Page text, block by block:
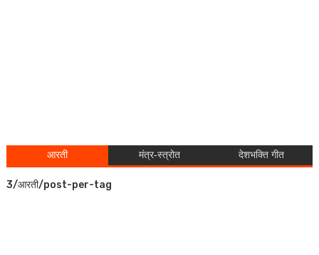
आरती मंत्र-स्त्रोत देशभक्ति गीत
3/आरती/post-per-tag